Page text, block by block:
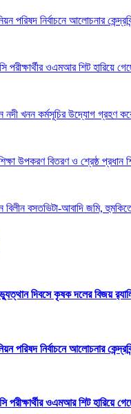
পরিষদ নির্বাচনে আলোচনার
ওএমআর শিট হারিয়ে
নদী খনন কর্মসূচির উদ্যোগ গ্রহণ
উপকরণ বিতরণ ও শ্রেষ্ঠ প্রধান
বসতভিটা-আবাদি জমি, হুমকিতে
দিবসে কৃষক দলের বিজয়
পরিষদ নির্বাচনে আলোচনার
ওএমআর শিট হারিয়ে